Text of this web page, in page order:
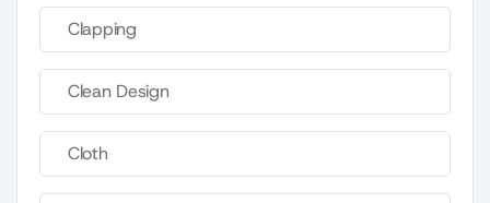
Clapping
Clean Design
Cloth